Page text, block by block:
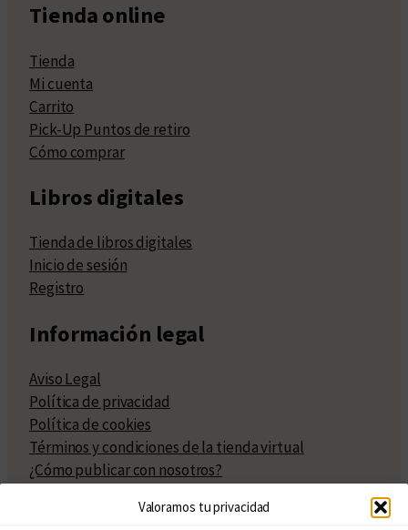
Valoramos tu privacidad
Tienda online
Tienda
Mi cuenta
Carrito
Pick-Up Puntos de retiro
Cómo comprar
Libros digitales
Tienda de libros digitales
Inicio de sesión
Registro
Información legal
Aviso Legal
Política de privacidad
Política de cookies
Términos y condiciones de la tienda virtual
¿Cómo publicar con nosotros?
Políticas de publicación